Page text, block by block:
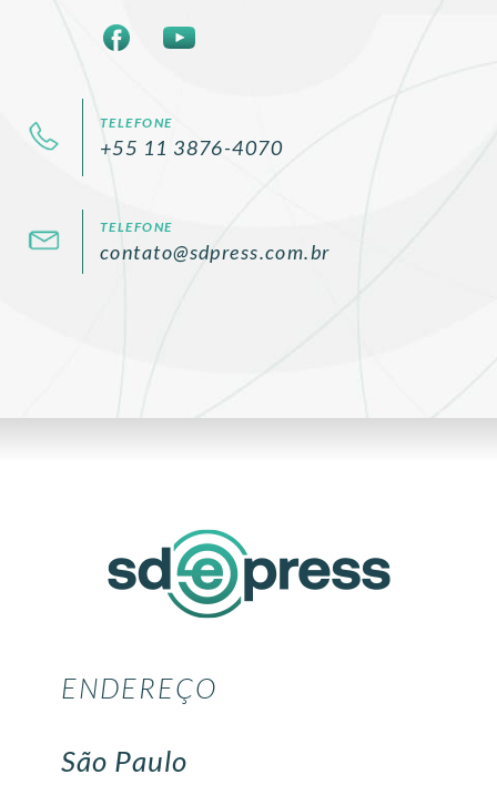
TELEFONE
+55 11 3876-4070
TELEFONE
contato@sdpress.com.br
ENDEREÇO
São Paulo